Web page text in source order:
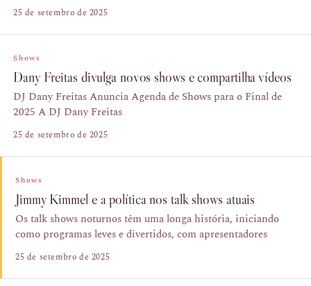
25 de setembro de 2025
Shows
Dany Freitas divulga novos shows e compartilha vídeos
DJ Dany Freitas Anuncia Agenda de Shows para o Final de
2025 A DJ Dany Freitas
25 de setembro de 2025
Shows
Jimmy Kimmel e a política nos talk shows atuais
Os talk shows noturnos têm uma longa história, iniciando
como programas leves e divertidos, com apresentadores
25 de setembro de 2025